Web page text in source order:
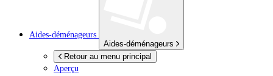
Aides-déménageurs
Aides-déménageurs
Retour au menu principal
Aperçu